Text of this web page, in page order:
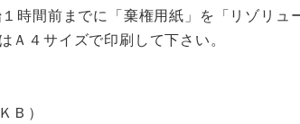
確認票」を新書式に変更しました。
時間前までに「棄権用紙」を「リゾリュ
Ａ４サイズで印刷して下さい。
Ｂ）